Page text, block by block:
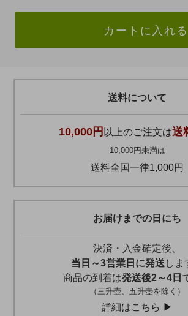
カートに入れる
送料について
10,000円 以上のご注文は送
10,000円未満は
送料全国一律1,000円
お届けまでの日にち
決済・入金確定後、
当日～3営業日に発送 しま
商品の到着は発送後2～4日
（三升壺、五升壺を除く）
詳細はこちら ▶︎